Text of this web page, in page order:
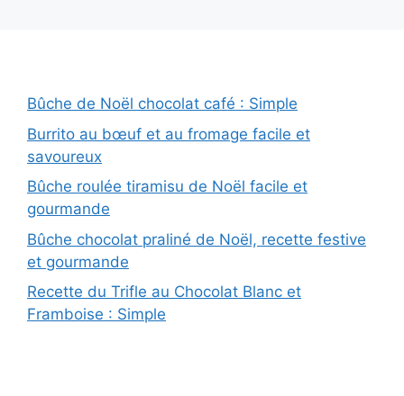
Bûche de Noël chocolat café : Simple
Burrito au bœuf et au fromage facile et
savoureux
Bûche roulée tiramisu de Noël facile et
gourmande
Bûche chocolat praliné de Noël, recette festive
et gourmande
Recette du Trifle au Chocolat Blanc et
Framboise : Simple